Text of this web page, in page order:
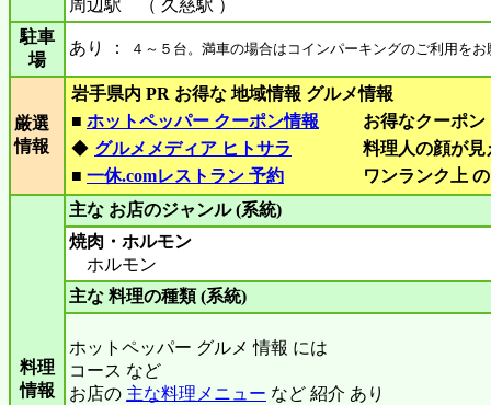
周辺駅 （ 久慈駅 ）
駐車
場
あり ： ４～５台。満車の場合はコインパーキングのご利用を
厳選
情報
岩手県内 PR お得な 地域情報 グルメ情報
■ ホットペッパー クーポン情報
お得なクーポ
◆ グルメメディア ヒトサラ
料理人の顔が
■ 一休.comレストラン 予約 ワンランク上
料理
情報
主な お店のジャンル (系統)
焼肉・ホルモン
ホルモン
主な 料理の種類 (系統)
ホットペッパー グルメ 情報 には
コース など
お店の 主な料理メニュー など 紹介 あり